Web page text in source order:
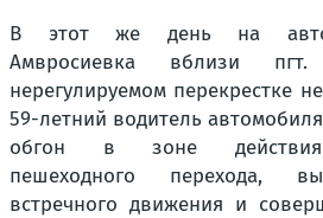
В этот же день на
Амвросиевка вблизи
нерегулируемом перекрестке
59-летний водитель
обгон в зоне действия
пешеходного перехода,
встречного движения и